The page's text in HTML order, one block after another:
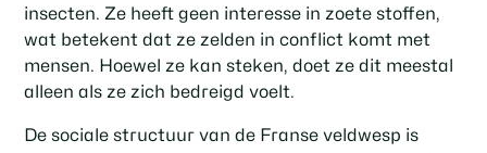
insecten. Ze heeft geen interesse in zoete stoffen,
wat betekent dat ze zelden in conflict komt met
mensen. Hoewel ze kan steken, doet ze dit meestal
alleen als ze zich bedreigd voelt.
De sociale structuur van de Franse veldwesp is